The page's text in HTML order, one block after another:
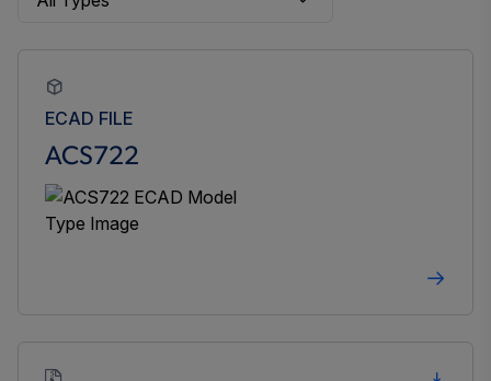
ECAD FILE
ACS722